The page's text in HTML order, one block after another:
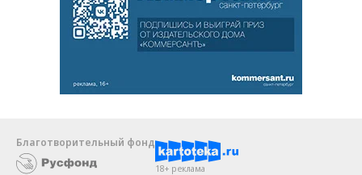
Благотворительный фонд
18+ реклама